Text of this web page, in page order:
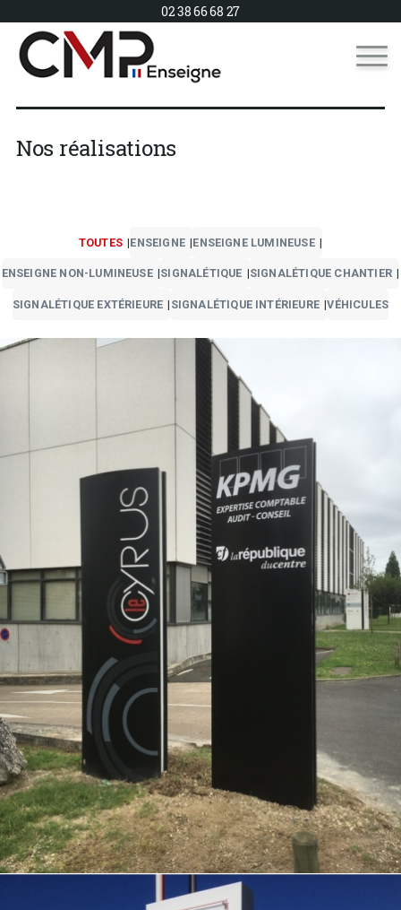
02 38 66 68 27
Nos réalisations
TOUTES ENSEIGNE ENSEIGNE LUMINEUSE
ENSEIGNE NON-LUMINEUSE SIGNALÉTIQUE SIGNALÉTIQUE CHANTIER
SIGNALÉTIQUE EXTÉRIEURE SIGNALÉTIQUE INTÉRIEURE VÉHICULES